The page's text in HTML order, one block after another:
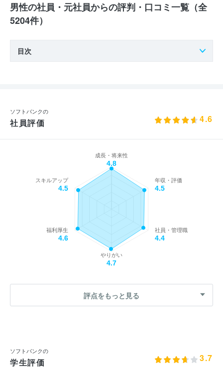
男性の社員・元社員からの評判・口コミ一覧（全
5204件）
目次
ソフトバンクの
社員評価 4.6
成長・将来性
4.8
年収・評価
4.5
社員・管理職
4.4
やりがい
4.7
福利厚生
4.6
スキルアップ
4.5
評点をもっと見る
ソフトバンクの
学生評価 3.7